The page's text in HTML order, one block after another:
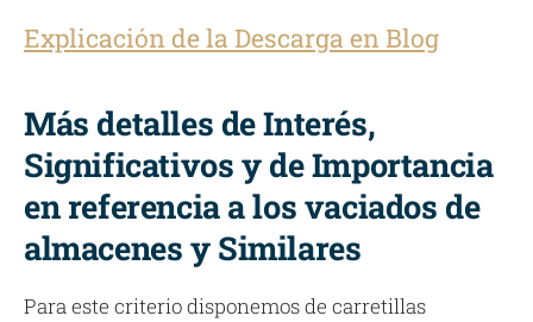
Explicación de la Descarga en Blog
Más detalles de Interés,
Significativos y de Importancia
en referencia a los vaciados de
almacenes y Similares
Para este criterio disponemos de carretillas